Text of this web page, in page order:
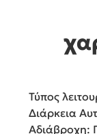
Τύπος
Διάρκεια
Αδιάβροχη: